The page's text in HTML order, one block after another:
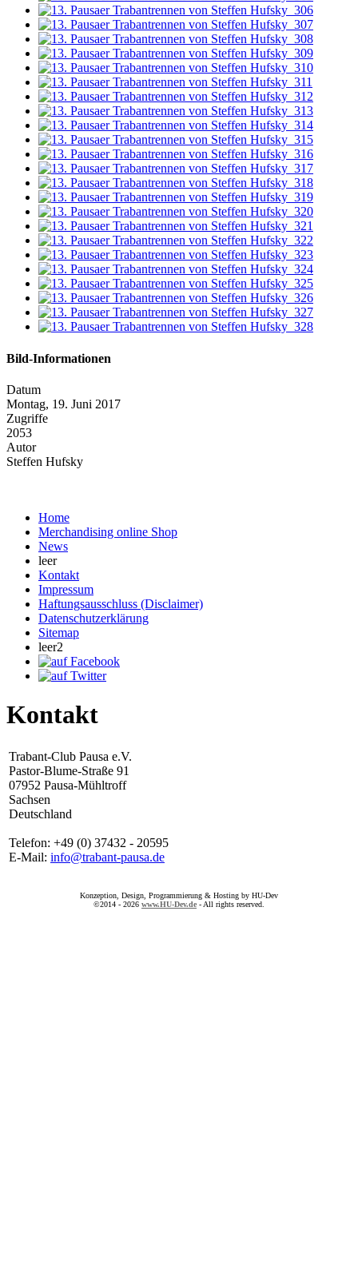
Bild-Informationen
Datum
Montag, 19. Juni 2017
Zugriffe
2053
Autor
Steffen Hufsky
Home
Merchandising online Shop
News
leer
Kontakt
Impressum
Haftungsausschluss (Disclaimer)
Datenschutzerklärung
Sitemap
leer2
Kontakt
Trabant-Club Pausa e.V.
Pastor-Blume-Straße 91
07952 Pausa-Mühltroff
Sachsen
Deutschland
Telefon: +49 (0) 37432 - 20595
E-Mail: info@trabant-pausa.de
Konzeption, Design, Programmierung & Hosting by HU-Dev
©2014 - 2026 www.HU-Dev.de - All rights reserved.